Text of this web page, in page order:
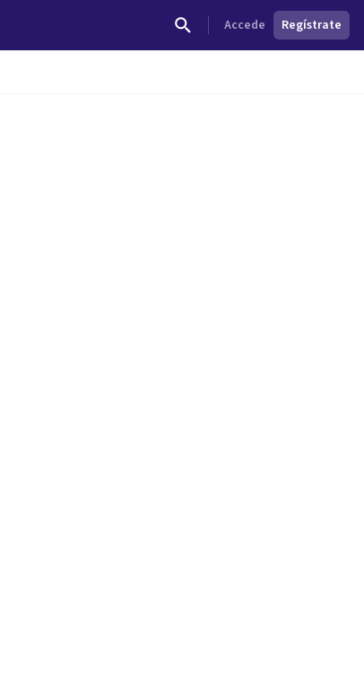
Accede Regístrate